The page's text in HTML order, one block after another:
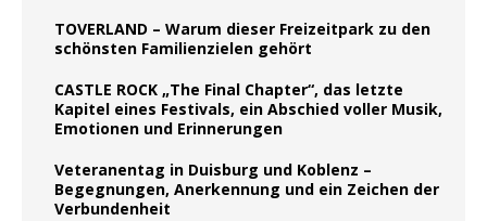
TOVERLAND – Warum dieser Freizeitpark zu den
schönsten Familienzielen gehört
CASTLE ROCK „The Final Chapter“, das letzte
Kapitel eines Festivals, ein Abschied voller Musik,
Emotionen und Erinnerungen
Veteranentag in Duisburg und Koblenz –
Begegnungen, Anerkennung und ein Zeichen der
Verbundenheit